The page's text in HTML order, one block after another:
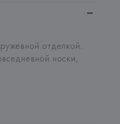
отделкой.
носки,